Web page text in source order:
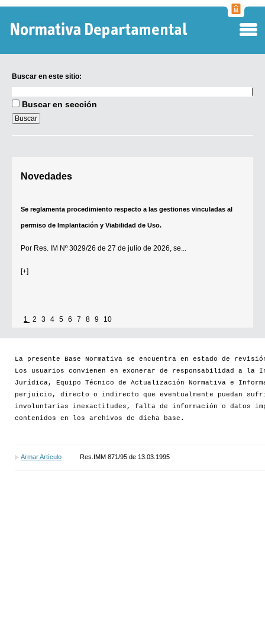
Buscar en este sitio:
en
sitio:
Buscar en sección
Novedades
Se reglamenta procedimiento respecto a las gestiones vinculadas al
permiso de Implantación y Viabilidad de Uso.
Por Res. IM Nº 3029/26 de 27 de julio de 2026, se...
[+]
1 2 3 4 5 6 7 8 9 10
La presente Base Normativa se encuentra en estado de
Los usuarios convienen en exonerar de responsabilidad a la
Jurídica, Equipo Técnico de Actualización Normativa e
perjuicio, directo o indirecto que eventualmente puedan
involuntarias inexactitudes, falta de información o datos
contenidos en los archivos de dicha base.
Armar Artículo Res.IMM 871/95 de 13.03.1995